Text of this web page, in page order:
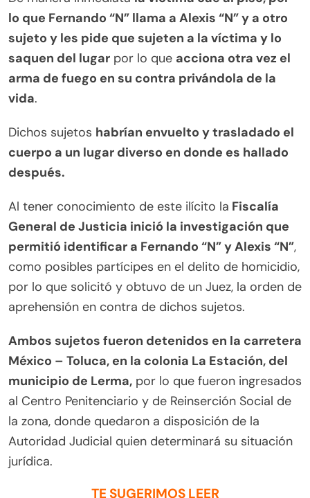
lo que Fernando “N” llama a Alexis “N” y a otro
sujeto y les pide que sujeten a la víctima y lo
saquen del lugar por lo que acciona otra vez el
arma de fuego en su contra privándola de la
vida.
Dichos sujetos habrían envuelto y trasladado el
cuerpo a un lugar diverso en donde es hallado
después.
Al tener conocimiento de este ilícito la Fiscalía
General de Justicia inició la investigación que
permitió identificar a Fernando “N” y Alexis “N”,
como posibles partícipes en el delito de homicidio,
por lo que solicitó y obtuvo de un Juez, la orden de
aprehensión en contra de dichos sujetos.
Ambos sujetos fueron detenidos en la carretera
México – Toluca, en la colonia La Estación, del
municipio de Lerma, por lo que fueron ingresados
al Centro Penitenciario y de Reinserción Social de
la zona, donde quedaron a disposición de la
Autoridad Judicial quien determinará su situación
jurídica.
TE SUGERIMOS LEER